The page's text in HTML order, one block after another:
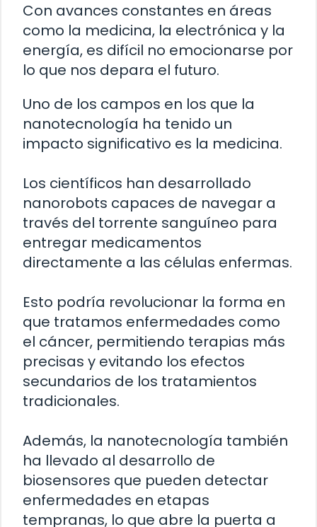
Con avances constantes en áreas
como la medicina, la electrónica y la
energía, es difícil no emocionarse por
lo que nos depara el futuro.
Uno de los campos en los que la
nanotecnología ha tenido un
impacto significativo es la medicina.
Los científicos han desarrollado
nanorobots capaces de navegar a
través del torrente sanguíneo para
entregar medicamentos
directamente a las células enfermas.
Esto podría revolucionar la forma en
que tratamos enfermedades como
el cáncer, permitiendo terapias más
precisas y evitando los efectos
secundarios de los tratamientos
tradicionales.
Además, la nanotecnología también
ha llevado al desarrollo de
biosensores que pueden detectar
enfermedades en etapas
tempranas, lo que abre la puerta a